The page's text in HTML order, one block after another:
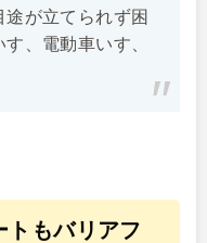
が立てられず困
、電動車いす、
もバリアフ